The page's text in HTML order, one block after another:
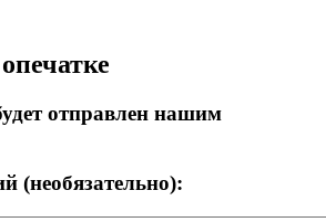
отправлен нашим
(необязательно):